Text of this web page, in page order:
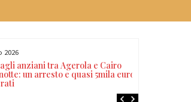
2026
anziani tra Agerola e Cairo
un arresto e quasi 5mila euro